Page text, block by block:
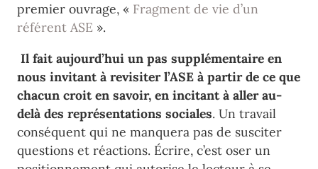
premier ouvrage, « Fragment de vie d’un
référent ASE ».
Il fait aujourd’hui un pas supplémentaire en
nous invitant à revisiter l’ASE à partir de ce que
chacun croit en savoir, en incitant à aller au-
delà des représentations sociales. Un travail
conséquent qui ne manquera pas de susciter
questions et réactions. Écrire, c’est oser un